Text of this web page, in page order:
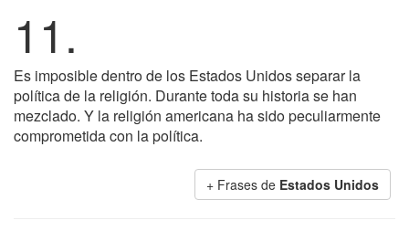
11.
Es imposible dentro de los Estados Unidos separar la
política de la religión. Durante toda su historia se han
mezclado. Y la religión americana ha sido peculiarmente
comprometida con la política.
+ Frases de Estados Unidos